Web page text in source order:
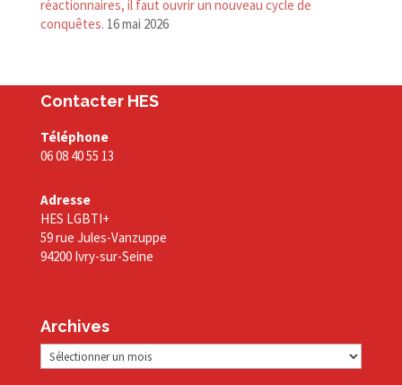
réactionnaires, il faut ouvrir un nouveau cycle de
conquêtes. 16 mai 2026
Contacter HES
Téléphone
06 08 40 55 13
Adresse
HES LGBTI+
59 rue Jules-Vanzuppe
94200 Ivry-sur-Seine
Archives
Archives